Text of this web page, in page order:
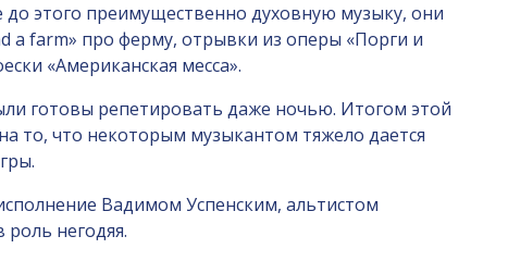
этого преимущественно духовную музыку, они
a farm» про ферму, отрывки из оперы «Порги и
«Американская месса».
готовы репетировать даже ночью. Итогом этой
то, что некоторым музыкантом тяжело дается
Вадимом Успенским, альтистом
негодяя.